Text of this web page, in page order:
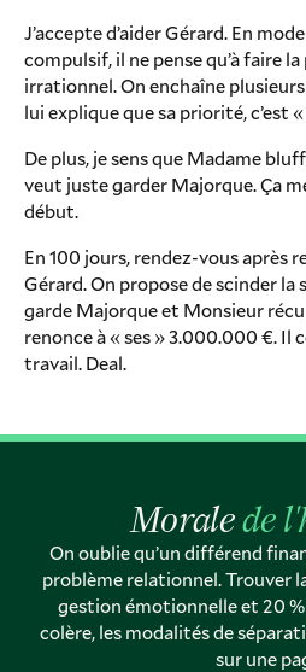
J’accepte d’aider Gérard. En
compulsif, il ne pense qu’à faire la
irrationnel. On enchaîne
lui explique que sa priorité, c’est
De plus, je sens que Madame
veut juste garder Majorque. Ça
début.
En 100 jours, rendez-vous après
Gérard. On propose de scinder la
garde Majorque et Monsieur
renonce à « ses » 3.000.000 €. Il
travail. Deal.
Moralede
On oublie qu’un différend
problème relationnel. Trouver
gestion émotionnelle et 20 %
colère, les modalités de
sur une